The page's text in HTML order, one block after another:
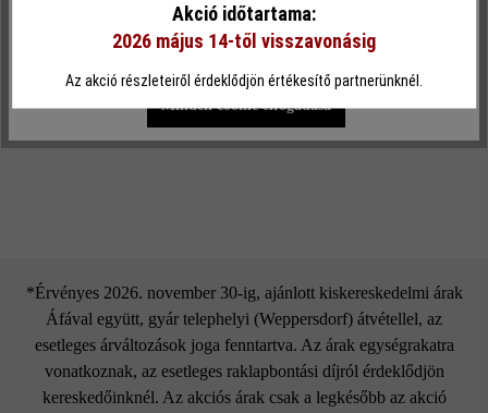
*Érvényes 2026. november 30-ig, ajánlott kiskereskedelmi árak
Áfával együtt, gyár telephelyi (Weppersdorf) átvétellel, az
esetleges árváltozások joga fenntartva. Az árak egységrakatra
vonatkoznak, az esetleges raklapbontási díjról érdeklődjön
kereskedőinknél. Az akciós árak csak a legkésőbb az akció
Egyéni beállítások Csak funkcionális cookie elfogadása
Minden cookie elfogadása
Akció időtartama:
2026 május 14-től visszavonásig
Az akció részleteiről érdeklődjön értékesítő partnerünknél.